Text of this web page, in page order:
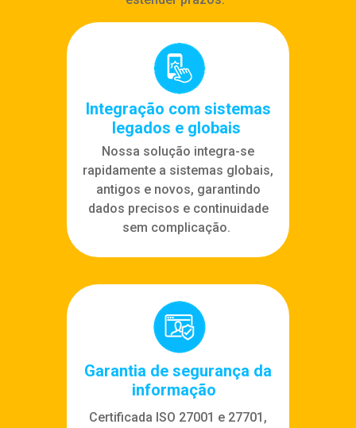
Integração com sistemas
legados e globais
Nossa solução integra-se
rapidamente a sistemas globais,
antigos e novos, garantindo
dados precisos e continuidade
sem complicação.
Garantia de segurança da
informação
Certificada ISO 27001 e 27701,